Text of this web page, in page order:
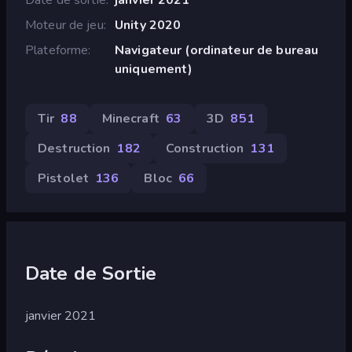
Moteur de jeu
Unity 2020
Plateforme
Navigateur (ordinateur de bureau
uniquement)
Tir 88 Minecraft 63 3D 851
Destruction 182 Construction 131
Pistolet 136 Bloc 66
Date de Sortie
janvier 2021